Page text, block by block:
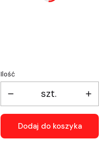
Ilość
szt.
Dodaj do koszyka